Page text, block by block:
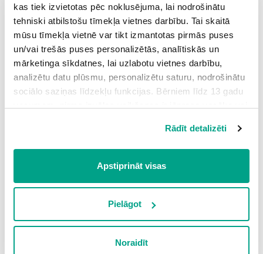
kas tiek izvietotas pēc noklusējuma, lai nodrošinātu
tehniski atbilstošu tīmekļa vietnes darbību. Tai skaitā
mūsu tīmekļa vietnē var tikt izmantotas pirmās puses
un/vai trešās puses personalizētās, analītiskās un
mārketinga sīkdatnes, lai uzlabotu vietnes darbību,
analizētu datu plūsmu, personalizētu saturu, nodrošinātu
sociālo saziņas līdzekļu funkcijas. Bērniem līdz 13 gadu
Spiežot uz pogas “Apstiprināt visas”, Jūs piekrītat visām
sīkdatnēm, kas atrodas šajā tīmekļa vietnē, ieskaitot
trešo pušu mārketinga sīkdatnes. Spiežot uz pogas
vietnē, izņemot “Nepieciešamās” sīkdatnes, kuru
izmantošanai nav nepieciešams iegūt lietotāja piekrišanu.
Spiežot uz pogas “Apstiprināt izvēlētās”, Jūs varat mainīt
sīkdatņu politikuun ir iespēja atsaukt savu
Rādīt detalizēti
Apstiprināt visas
Pielāgot
Noraidīt
Taisnstūris a ⋅ b
Rombs
a ⋅ b ⋅sin α
a ⋅ h
d 1 ⋅ d2
2
a ⋅ ⋅ sin α
a ⋅ h
4
Taisnleņķa trijstūris
a ⋅ b
2
Patvaļīgs trijstūris
⋅ b ⋅sin α
2
(p − a